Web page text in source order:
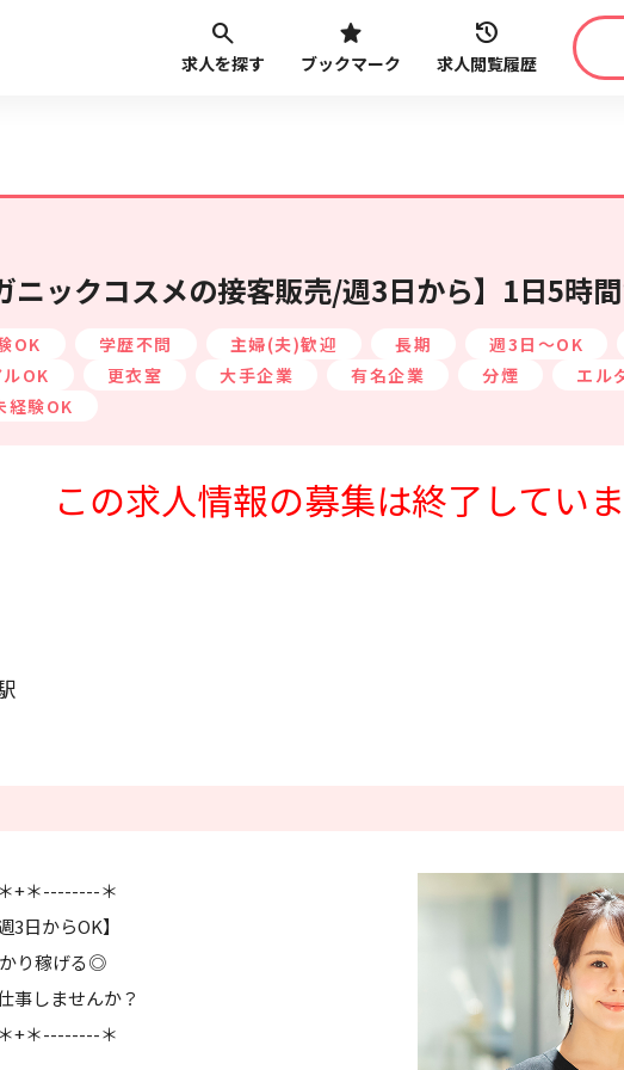
最近見た求人
最近利用した検索条件
ん。
求人を探す ブックマーク 求人閲覧履歴
ニックコスメの接客販売/週3日から】1日5時
OK 学歴不問 主婦(夫)歓迎 長期
週3日～OK
OK 更衣室 大手企業 有名企業 分煙
エル
経験OK
この求人情報の募集は終了してい
+＊--------＊
日からOK】
り稼げる◎
事しませんか？
+＊--------＊